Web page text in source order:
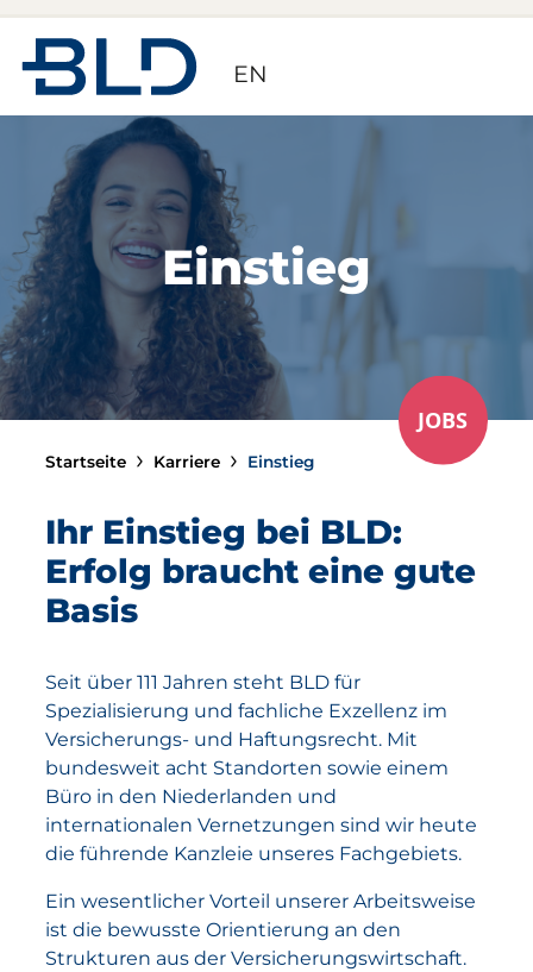
EN
Einstieg
JOBS
Startseite Karriere Einstieg
Ihr Einstieg bei BLD:
Erfolg braucht eine gute
Basis
Seit über 111 Jahren steht BLD für
Spezialisierung und fachliche Exzellenz im
Versicherungs- und Haftungsrecht. Mit
bundesweit acht Standorten sowie einem
Büro in den Niederlanden und
internationalen Vernetzungen sind wir heute
die führende Kanzleie unseres Fachgebiets.
Ein wesentlicher Vorteil unserer Arbeitsweise
ist die bewusste Orientierung an den
Strukturen aus der Versicherungswirtschaft.